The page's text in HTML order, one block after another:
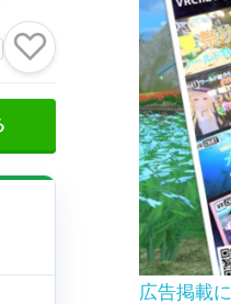
♡
広告掲載